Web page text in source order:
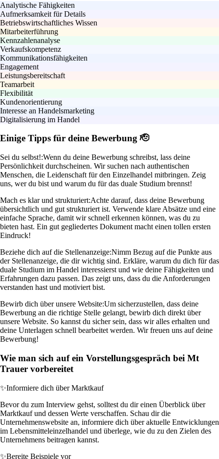
Analytische Fähigkeiten
Aufmerksamkeit für Details
Betriebswirtschaftliches Wissen
Mitarbeiterführung
Kennzahlenanalyse
Verkaufskompetenz
Kommunikationsfähigkeiten
Engagement
Leistungsbereitschaft
Teamarbeit
Flexibilität
Kundenorientierung
Interesse an Handelsmarketing
Digitalisierung im Handel
Einige Tipps für deine Bewerbung 🫡
Sei du selbst!:Wenn du deine Bewerbung schreibst, lass deine
Persönlichkeit durchscheinen. Wir suchen nach authentischen
Menschen, die Leidenschaft für den Einzelhandel mitbringen. Zeig
uns, wer du bist und warum du für das duale Studium brennst!
Mach es klar und strukturiert:Achte darauf, dass deine Bewerbung
übersichtlich und gut strukturiert ist. Verwende klare Absätze und eine
einfache Sprache, damit wir schnell erkennen können, was du zu
bieten hast. Ein gut gegliedertes Dokument macht einen tollen ersten
Eindruck!
Beziehe dich auf die Stellenanzeige:Nimm Bezug auf die Punkte aus
der Stellenanzeige, die dir wichtig sind. Erkläre, warum du dich für das
duale Studium im Handel interessierst und wie deine Fähigkeiten und
Erfahrungen dazu passen. Das zeigt uns, dass du die Anforderungen
verstanden hast und motiviert bist.
Bewirb dich über unsere Website:Um sicherzustellen, dass deine
Bewerbung an die richtige Stelle gelangt, bewirb dich direkt über
unsere Website. So kannst du sicher sein, dass wir alles erhalten und
deine Unterlagen schnell bearbeitet werden. Wir freuen uns auf deine
Bewerbung!
Wie man sich auf ein Vorstellungsgespräch bei Mt
Trauer vorbereitet
✨Informiere dich über Marktkauf
Bevor du zum Interview gehst, solltest du dir einen Überblick über
Marktkauf und dessen Werte verschaffen. Schau dir die
Unternehmenswebsite an, informiere dich über aktuelle Entwicklungen
im Lebensmitteleinzelhandel und überlege, wie du zu den Zielen des
Unternehmens beitragen kannst.
✨Bereite Beispiele vor